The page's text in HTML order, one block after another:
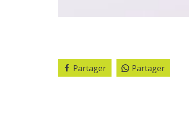
Partager Partager